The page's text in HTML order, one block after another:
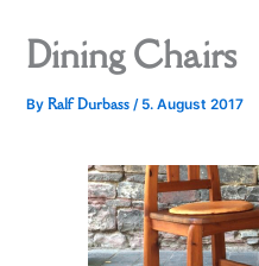
Dining Chairs
ByRalf Durbass/ 5. August 2017